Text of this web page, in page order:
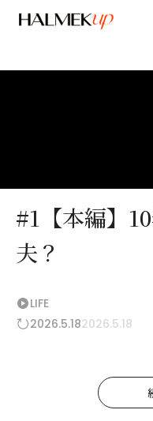
#1【本編】
夫？
LIFE
2026.5.182026.5.18